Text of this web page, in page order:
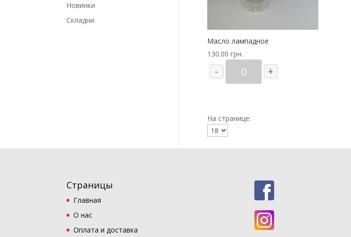
Масло лампадное
130.00 грн.
-
Количество
товара
+
На странице:
Новинки
Складни
Страницы
Главная
О нас
Оплата и доставка